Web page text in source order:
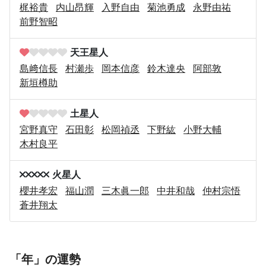
梶裕貴
内山昂輝 入野自由 菊池勇成
永野由祐
前野智昭
天王星人
島﨑信長
村瀬歩 岡本信彦 鈴木達央
阿部敦
新垣樽助
土星人
宮野真守
石田彰 松岡禎丞 下野紘
小野大輔
木村良平
火星人
櫻井孝宏
福山潤 三木眞一郎 中井和哉
仲村宗悟
蒼井翔太
「年」の運勢